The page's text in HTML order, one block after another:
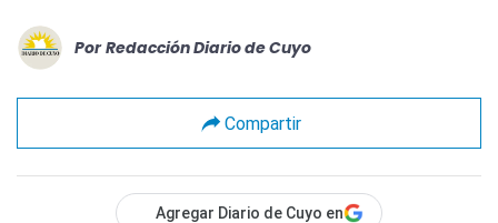
Por Redacción Diario de Cuyo
Compartir
Agregar Diario de Cuyo en